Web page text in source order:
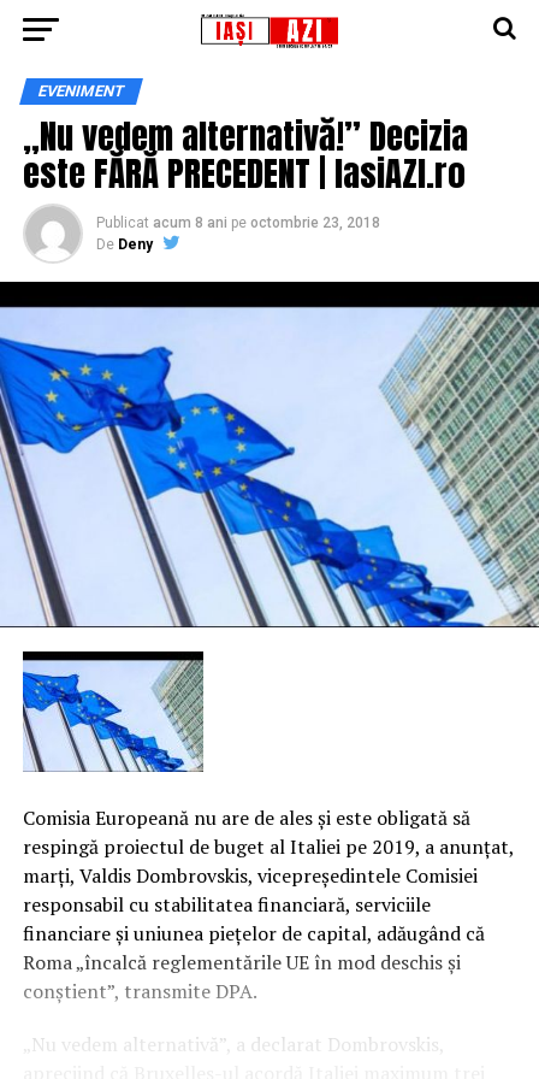
EVENIMENT
„Nu vedem alternativă!” Decizia
este FĂRĂ PRECEDENT | IasiAZI.ro
Publicat acum 8 ani pe octombrie 23, 2018
De Deny
Comisia Europeană nu are de ales şi este obligată să
respingă proiectul de buget al Italiei pe 2019, a anunţat,
marţi, Valdis Dombrovskis, vicepreşedintele Comisiei
responsabil cu stabilitatea financiară, serviciile
financiare şi uniunea pieţelor de capital, adăugând că
Roma „încalcă reglementările UE în mod deschis şi
conştient”, transmite DPA.
„Nu vedem alternativă”, a declarat Dombrovskis,